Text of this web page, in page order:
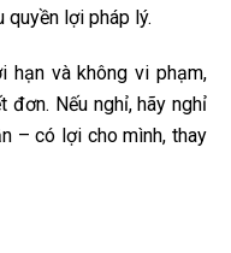
lợi pháp lý.
hạn và không vi phạm,
đơn. Nếu nghỉ, hãy nghỉ
– có lợi cho mình, thay